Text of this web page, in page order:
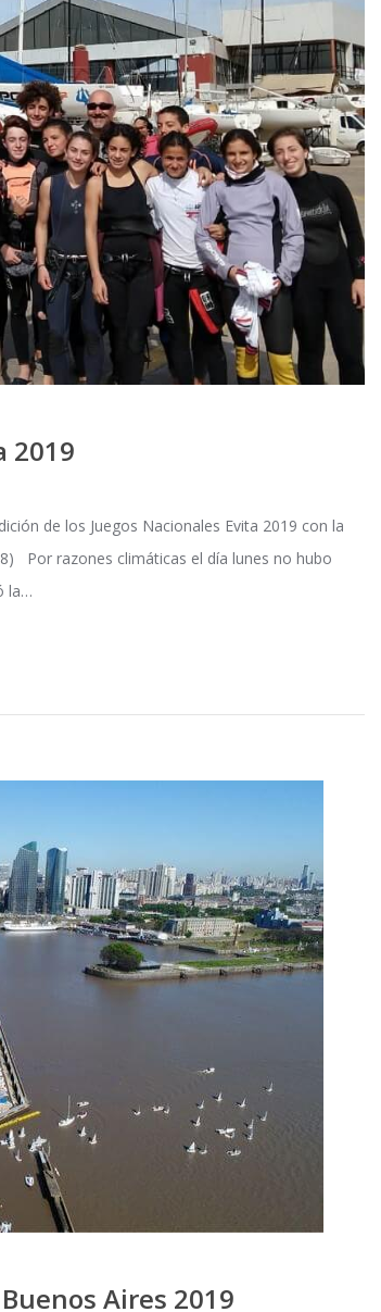
2019
de los Juegos Nacionales Evita 2019 con la
Por razones climáticas el día lunes no hubo
la…
Aires 2019